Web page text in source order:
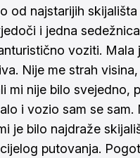
od najstarijih
i jedna
voziti. Mala
Nije me strah
mi nije bilo svejedno,
i vozio sam se sam.
je bilo najdraže
putovanja.